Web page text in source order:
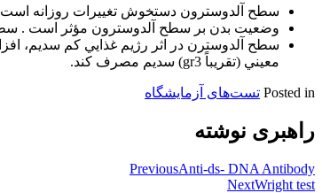
سطح آلدوسترون دستخوش تغييرات روزانه است
وضعيت بدن بر سطح آلدوسترون مؤثر است . سطح آن در وضعيت
معيني (تقریباً gr3) سديم مصرف كند.
Posted in تست‌های آزمایشگاه
راهبری نوشته
PreviousAnti-ds- DNA Antibody
NextWright test